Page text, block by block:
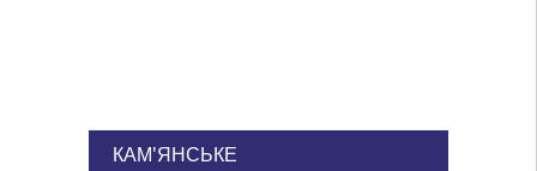
КАМ'ЯНСЬКЕ